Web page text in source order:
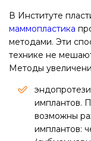
В Институте
маммопластика
методами. Эти
технике не
Методы
имплантов.
возможны
имплантов: